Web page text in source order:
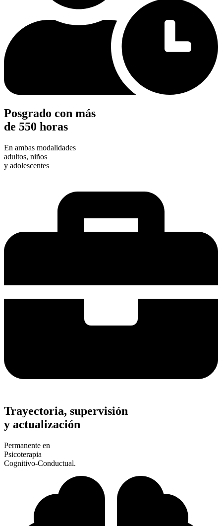
Posgrado con más
de 550 horas
En ambas modalidades
adultos, niños
y adolescentes
Trayectoria, supervisión
y actualización
Permanente en
Psicoterapia
Cognitivo-Conductual.